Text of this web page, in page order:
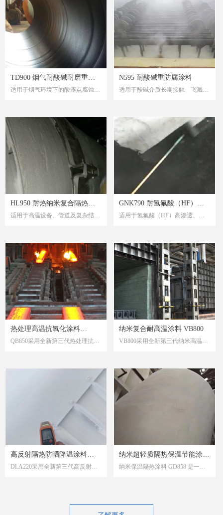
TD900 烟气耐酸碱耐磨重防
腐涂料
适用于烟气环境下的酸露点腐蚀与
延长设备与管道使用寿命，降低停
机与维护风险
N595 耐酸碱重防腐涂料
适用于酸碱介质长期接触、飞溅及
附着力下降的失效机理设计
适用于化工设备、储罐、管道内外
壁，延长检修周期
HL950 耐热纳米复合隔热保
温涂料
适用于高温设备、管道及复杂结构
低外表温度
减少热损失，改善作业安全环境并
降低能耗
GNK790 耐氢氟酸（HF）防
腐涂料｜化工设备与池体专用
适用于氢氟酸（HF）高渗透、高
蚀失效的工程级设计
适用于酸洗池、化工设备、管道等
HF 接触部位
热处理高温抗氧化涂料
QB850
QB850采用全新第三代热处理抗氧
氧化、防脱碳保护涂料。解决：长
时热处理氧化、脱碳等防护难题，
有效阻止氧化，防脱碳，提升成材
率，自然脱落。产品分多种产品，
适应不同的应用工况和温度。
纳米复合耐高温涂料 VB800
VB800采用全新第三代纳米高温防
工环境的多功能耐温防护涂料。解
决：抗高温及超高温，防腐，抗氧
化，耐烧蚀，耐明火，耐硫，耐酸
碱，耐磨，耐高速火焰等难题；分
高反射隔热防晒降温涂料
DLA220
DLA220采用全新第三代高反射隔
温，防水，耐候，防护于一体的多
纳米超轻质隔热保温节能涂料
GD858
纳米保温隔热涂料 GD858 是一种
热量损失并提升能源利用效率。该